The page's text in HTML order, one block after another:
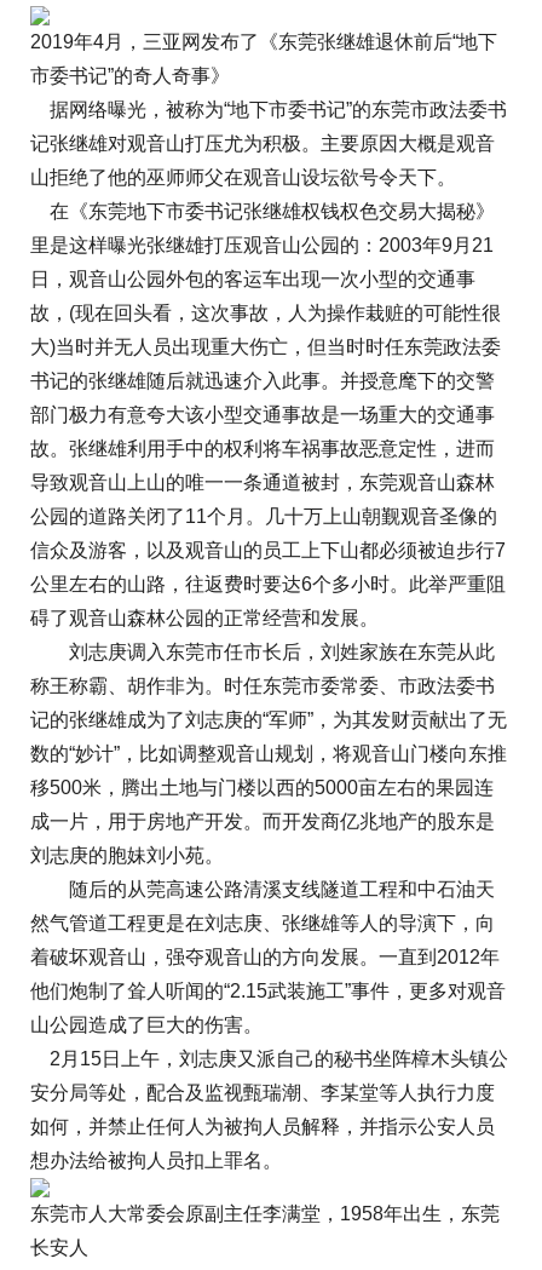
2019年4月，三亚网发布了《东莞张继雄退休前后“地下
市委书记”的奇人奇事》
据网络曝光，被称为“地下市委书记”的东莞市政法委书
记张继雄对观音山打压尤为积极。主要原因大概是观音
山拒绝了他的巫师师父在观音山设坛欲号令天下。
在《东莞地下市委书记张继雄权钱权色交易大揭秘》
里是这样曝光张继雄打压观音山公园的：2003年9月21
日，观音山公园外包的客运车出现一次小型的交通事
故，(现在回头看，这次事故，人为操作栽赃的可能性很
大)当时并无人员出现重大伤亡，但当时时任东莞政法委
书记的张继雄随后就迅速介入此事。并授意麾下的交警
部门极力有意夸大该小型交通事故是一场重大的交通事
故。张继雄利用手中的权利将车祸事故恶意定性，进而
导致观音山上山的唯一一条通道被封，东莞观音山森林
公园的道路关闭了11个月。几十万上山朝觐观音圣像的
信众及游客，以及观音山的员工上下山都必须被迫步行7
公里左右的山路，往返费时要达6个多小时。此举严重阻
碍了观音山森林公园的正常经营和发展。
刘志庚调入东莞市任市长后，刘姓家族在东莞从此
称王称霸、胡作非为。时任东莞市委常委、市政法委书
记的张继雄成为了刘志庚的“军师”，为其发财贡献出了无
数的“妙计”，比如调整观音山规划，将观音山门楼向东推
移500米，腾出土地与门楼以西的5000亩左右的果园连
成一片，用于房地产开发。而开发商亿兆地产的股东是
刘志庚的胞妹刘小苑。
随后的从莞高速公路清溪支线隧道工程和中石油天
然气管道工程更是在刘志庚、张继雄等人的导演下，向
着破坏观音山，强夺观音山的方向发展。一直到2012年
他们炮制了耸人听闻的“2.15武装施工”事件，更多对观音
山公园造成了巨大的伤害。
2月15日上午，刘志庚又派自己的秘书坐阵樟木头镇公
安分局等处，配合及监视甄瑞潮、李某堂等人执行力度
如何，并禁止任何人为被拘人员解释，并指示公安人员
想办法给被拘人员扣上罪名。
东莞市人大常委会原副主任李满堂，1958年出生，东莞
长安人